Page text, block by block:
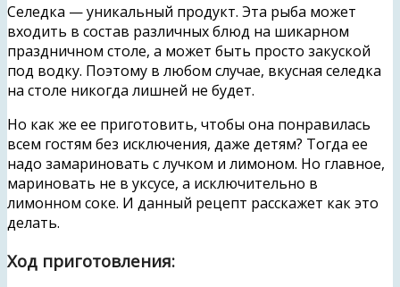
Селедка — уникальный продукт. Эта рыба может
входить в состав различных блюд на шикарном
праздничном столе, а может быть просто закуской
под водку. Поэтому в любом случае, вкусная селедка
на столе никогда лишней не будет.
Но как же ее приготовить, чтобы она понравилась
всем гостям без исключения, даже детям? Тогда ее
надо замариновать с лучком и лимоном. Но главное,
мариновать не в уксусе, а исключительно в
лимонном соке. И данный рецепт расскажет как это
делать.
Ход приготовления: